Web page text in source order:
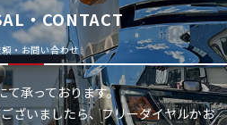
・CONTACT
・お問い合わせ
て承っております。
ざいましたら、フリーダイヤルかお